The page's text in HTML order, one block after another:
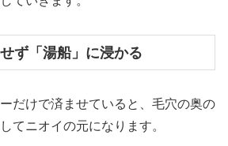
ず「湯船」に浸かる
だけで済ませていると、毛穴の奥の
てニオイの元になります。